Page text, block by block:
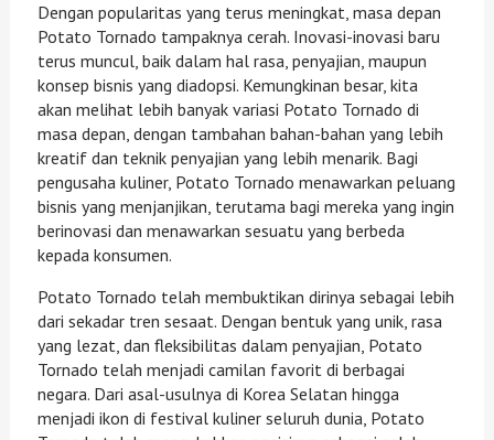
Dengan popularitas yang terus meningkat, masa depan
Potato Tornado tampaknya cerah. Inovasi-inovasi baru
terus muncul, baik dalam hal rasa, penyajian, maupun
konsep bisnis yang diadopsi. Kemungkinan besar, kita
akan melihat lebih banyak variasi Potato Tornado di
masa depan, dengan tambahan bahan-bahan yang lebih
kreatif dan teknik penyajian yang lebih menarik. Bagi
pengusaha kuliner, Potato Tornado menawarkan peluang
bisnis yang menjanjikan, terutama bagi mereka yang ingin
berinovasi dan menawarkan sesuatu yang berbeda
kepada konsumen.
Potato Tornado telah membuktikan dirinya sebagai lebih
dari sekadar tren sesaat. Dengan bentuk yang unik, rasa
yang lezat, dan fleksibilitas dalam penyajian, Potato
Tornado telah menjadi camilan favorit di berbagai
negara. Dari asal-usulnya di Korea Selatan hingga
menjadi ikon di festival kuliner seluruh dunia, Potato